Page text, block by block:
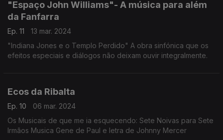
"Espaço John Williams"- A música para além
da Fanfarra
Ep. 11
13 mar. 2024
"Indiana Jones e o Templo Perdido" A obra sinfónica que os
efeitos especiais e diálogos não deixam ouvir integralmente.
Ecos da Ribalta
Ep. 10
06 mar. 2024
Os Musicais de que me ia esquecendo: Sete Noivas para Sete
Irmãos Musica Gene de Paul e letra de Johnny Mercer